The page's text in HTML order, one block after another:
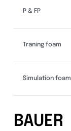
P & FP
Traning foam
Simulation foam
BAUER